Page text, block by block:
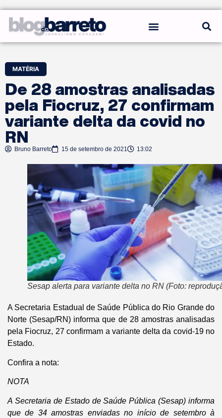
MATÉRIA
De 28 amostras analisadas
pela Fiocruz, 27 confirmam
variante delta da covid no
RN
Bruno Barreto 15 de setembro de 2021 13:02
Sesap alerta para variante delta no RN (Foto:
A Secretaria Estadual de Saúde Pública do Rio Grande do
Norte (Sesap/RN) informa que de 28 amostras analisadas
pela Fiocruz, 27 confirmam a variante delta da covid-19 no
Estado.
Confira a nota:
NOTA
A Secretaria de Estado de Saúde Pública (Sesap) informa
que de 34 amostras enviadas no início de setembro à